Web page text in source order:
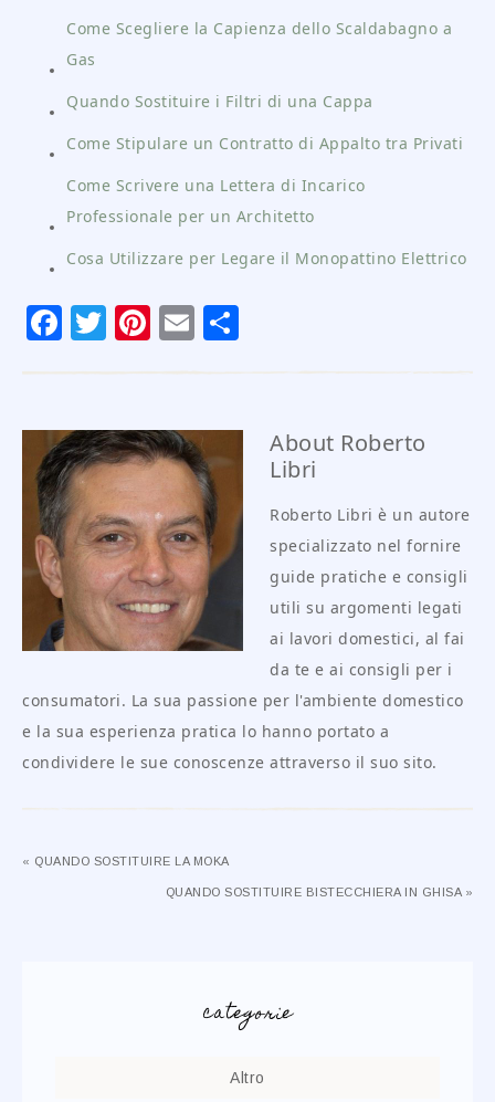
Come Scegliere la Capienza dello Scaldabagno a
Gas
Quando Sostituire i Filtri di una Cappa
Come Stipulare un Contratto di Appalto tra Privati
Come Scrivere una Lettera di Incarico
Professionale per un Architetto
Cosa Utilizzare per Legare il Monopattino Elettrico
Facebook
Twitter
Pinterest
Email
About Roberto
Libri
Roberto Libri è un autore
specializzato nel fornire
guide pratiche e consigli
utili su argomenti legati
ai lavori domestici, al fai
da te e ai consigli per i
consumatori. La sua passione per l'ambiente domestico
e la sua esperienza pratica lo hanno portato a
condividere le sue conoscenze attraverso il suo sito.
« QUANDO SOSTITUIRE LA MOKA
QUANDO SOSTITUIRE BISTECCHIERA IN GHISA »
categorie
Altro